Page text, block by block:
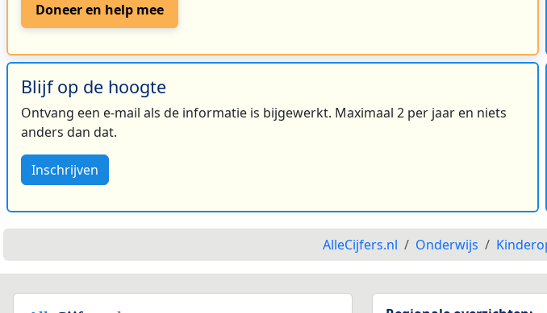
Doneer en help mee
Blijf op de hoogte
Ontvang een e-mail als de informatie is bijgewerkt. Maximaal 2 per jaar en niets
anders dan dat.
Inschrijven
AlleCijfers.nl Onderwijs